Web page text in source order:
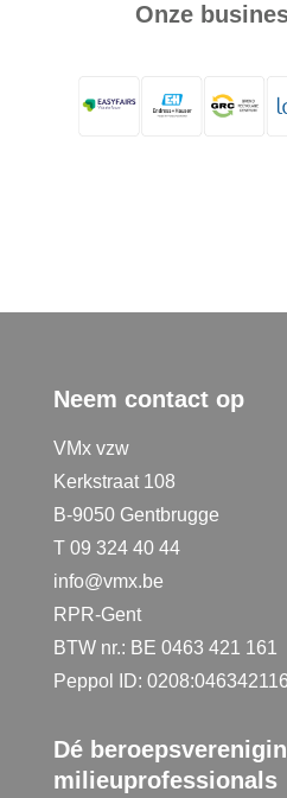
Onze
Neem contact op
VMx vzw
Kerkstraat 108
B-9050 Gentbrugge
T 09 324 40 44
info@vmx.be
RPR-Gent
BTW nr.: BE 0463 421 161
Peppol ID:
Dé
milieuprofessionals